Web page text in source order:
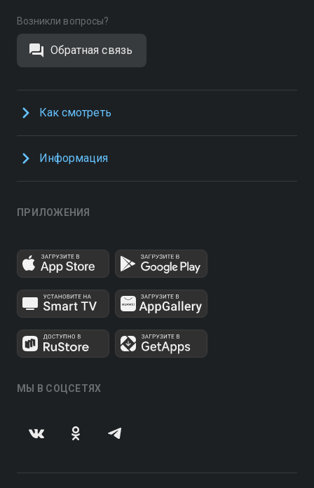
Возникли вопросы?
Обратная связь
Как смотреть
Информация
ПРИЛОЖЕНИЯ
МЫ В СОЦСЕТЯХ